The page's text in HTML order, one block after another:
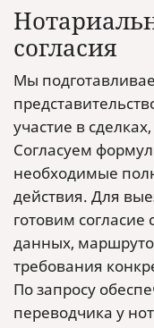
согласия
Мы
участие в
Согласуем
необходимые
действия. Для
готовим согласие
данных,
требования
По запросу
переводчика у